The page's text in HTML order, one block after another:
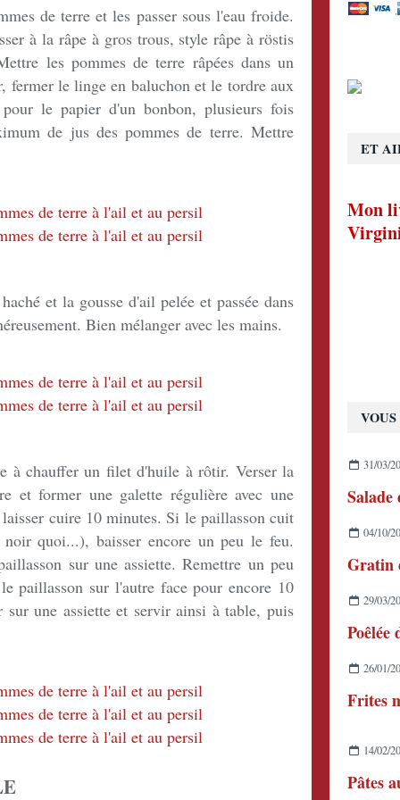
de terre et les passer sous l'eau froide.
à la râpe à gros trous, style râpe à röstis
les pommes de terre râpées dans un
fermer le linge en baluchon et le tordre aux
le papier d'un bonbon, plusieurs fois
de jus des pommes de terre. Mettre
et la gousse d'ail pelée et passée dans
Bien mélanger avec les mains.
à chauffer un filet d'huile à rôtir. Verser la
et former une galette régulière avec une
cuire 10 minutes. Si le paillasson cuit
quoi...), baisser encore un peu le feu.
sur une assiette. Remettre un peu
paillasson sur l'autre face pour encore 10
une assiette et servir ainsi à table, puis
31/03/
04/10/
29/03/
26/01/
14/02/
Pâtes
ET
Mon